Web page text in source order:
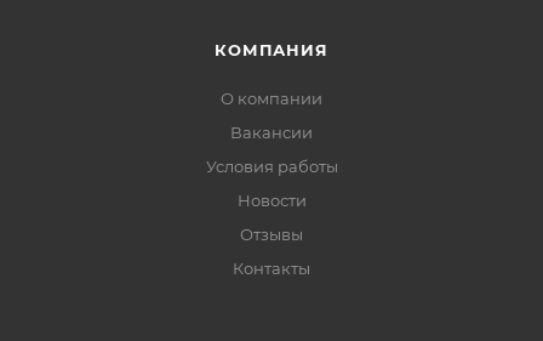
КОМПАНИЯ
О компании
Вакансии
Условия работы
Новости
Отзывы
Контакты